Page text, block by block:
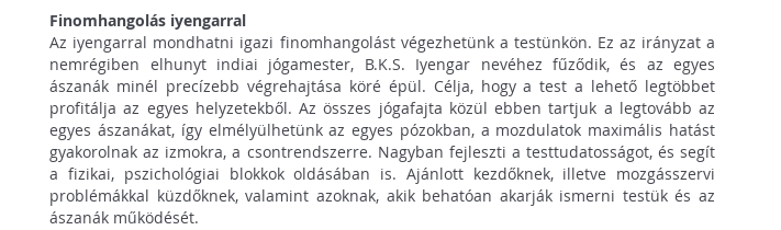
Finomhangolás iyengarral
Az iyengarral mondhatni igazi finomhangolást végezhetünk a testünkön. Ez az irányzat a
nemrégiben elhunyt indiai jógamester, B.K.S. Iyengar nevéhez fűződik, és az egyes
ászanák minél precízebb végrehajtása köré épül. Célja, hogy a test a lehető legtöbbet
profitálja az egyes helyzetekből. Az összes jógafajta közül ebben tartjuk a legtovább az
egyes ászanákat, így elmélyülhetünk az egyes pózokban, a mozdulatok maximális hatást
gyakorolnak az izmokra, a csontrendszerre. Nagyban fejleszti a testtudatosságot, és segít
a fizikai, pszichológiai blokkok oldásában is. Ajánlott kezdőknek, illetve mozgásszervi
problémákkal küzdőknek, valamint azoknak, akik behatóan akarják ismerni testük és az
ászanák működését.